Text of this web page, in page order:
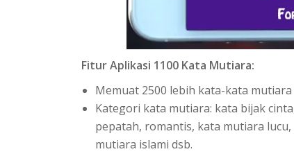
Fitur Aplikasi 1100 Kata Mutiara:
Memuat 2500 lebih kata-kata
Kategori kata mutiara: kata bijak
pepatah, romantis, kata mutiara
mutiara islami dsb.